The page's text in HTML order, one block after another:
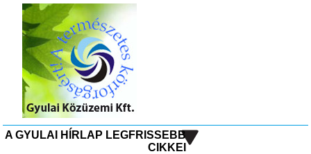
A GYULAI HÍRLAP LEGFRISSEBB
CIKKEI